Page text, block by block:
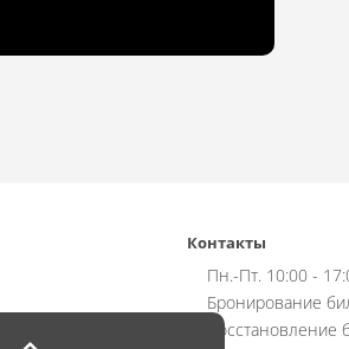
Контакты
Пн.-Пт. 10:00 -
Бронирование
Восстановление